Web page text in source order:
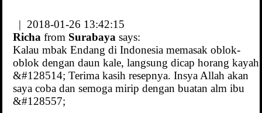
| 2018-01-26 13:42:15
Richa from Surabaya says:
Kalau mbak Endang di Indonesia memasak oblok-
oblok dengan daun kale, langsung dicap horang kayah
&#128514; Terima kasih resepnya. Insya Allah akan
saya coba dan semoga mirip dengan buatan alm ibu
&#128557;